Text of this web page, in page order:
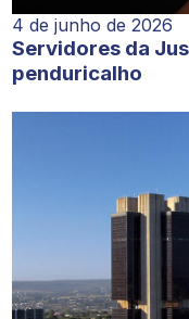
4 de junho de 2026
Servidores da
penduricalho